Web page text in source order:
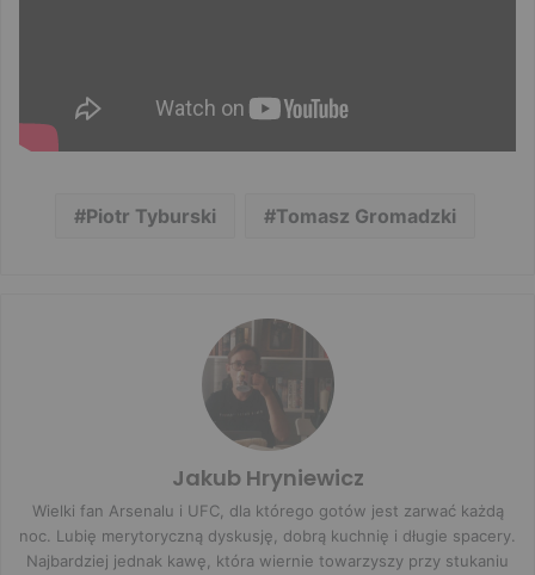
Piotr Tyburski Tomasz Gromadzki
Jakub Hryniewicz
Wielki fan Arsenalu i UFC, dla którego gotów jest zarwać każdą
noc. Lubię merytoryczną dyskusję, dobrą kuchnię i długie spacery.
Najbardziej jednak kawę, która wiernie towarzyszy przy stukaniu